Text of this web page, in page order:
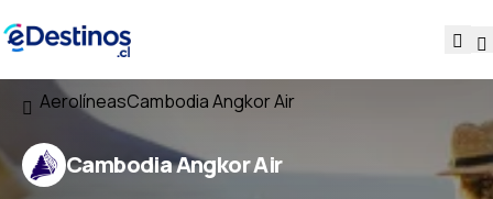
AerolíneasCambodia Angkor Air
Cambodia Angkor Air